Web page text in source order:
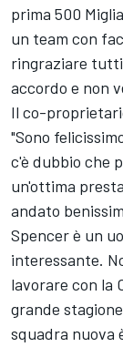
prima 500
un team con
ringraziare tutti
accordo e non
Il co-
"Sono
c'è dubbio che
un'ottima
andato
Spencer è un
interessante.
lavorare con la
grande
squadra nuova